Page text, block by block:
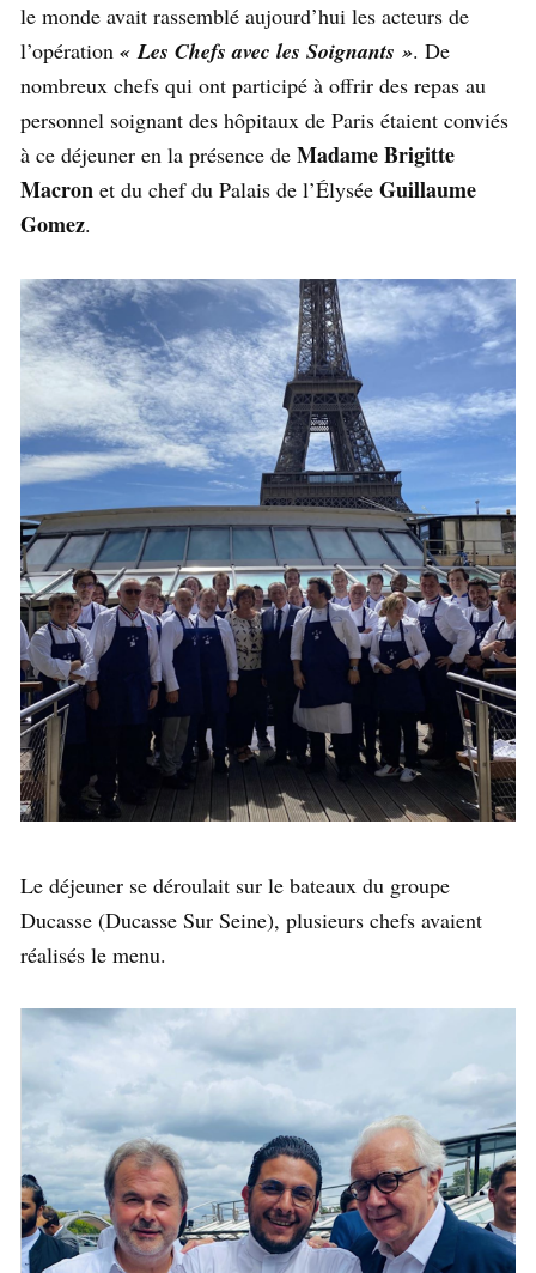
le monde avait rassemblé aujourd’hui les acteurs de
l’opération « Les Chefs avec les Soignants ». De
nombreux chefs qui ont participé à offrir des repas au
personnel soignant des hôpitaux de Paris étaient conviés
à ce déjeuner en la présence de Madame Brigitte
Macron et du chef du Palais de l’Élysée Guillaume
Gomez.
Le déjeuner se déroulait sur le bateaux du groupe
Ducasse (Ducasse Sur Seine), plusieurs chefs avaient
réalisés le menu.